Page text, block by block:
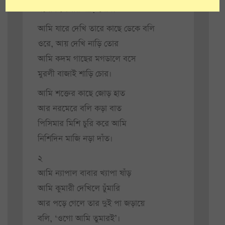
যশোর জেলায় বাড়ি মোর।
আমি যারে দেখি তারে কাছে ডেকে বলি
ওরে, আয় দেখি নাড়ি তোর
আমি কদম গাছের মগডালে বসে
মুরলী বাজাই শাড়ি চোর।
আমি শক্তের কাছে জোড় হাত
আর নরমেরে বলি কড়া বাত
পিসিমার মিশি চুরি করে আমি
নিশিদিন মাজি নড়া দাঁত।
২
আমি ন্যাপাল বাবার খ্যাপা ষাঁড়
আমি কুমারী দেখিলে ঢুঁমারি
আর পড়ে গেলে তার দুই পা জড়ায়ে
বলি, ‘ওগো আমি তুমারই’।